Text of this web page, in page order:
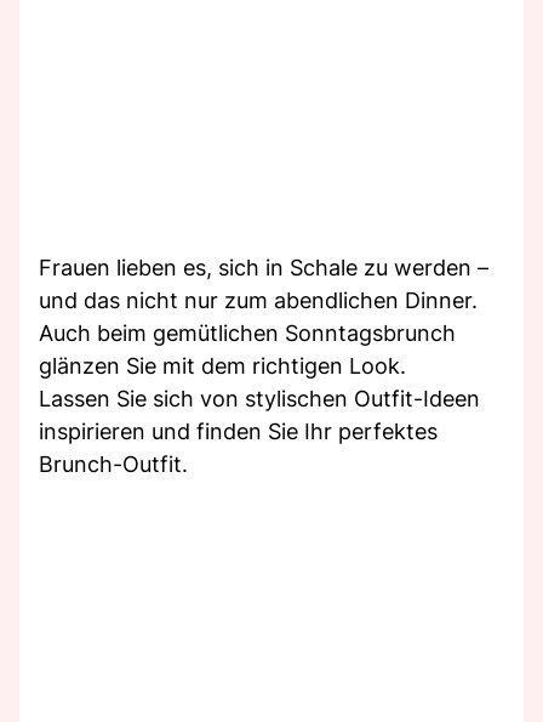
Frauen lieben es, sich in Schale zu werden –
und das nicht nur zum abendlichen Dinner.
Auch beim gemütlichen Sonntagsbrunch
glänzen Sie mit dem richtigen Look.
Lassen Sie sich von stylischen Outfit-Ideen
inspirieren und finden Sie Ihr perfektes
Brunch-Outfit.